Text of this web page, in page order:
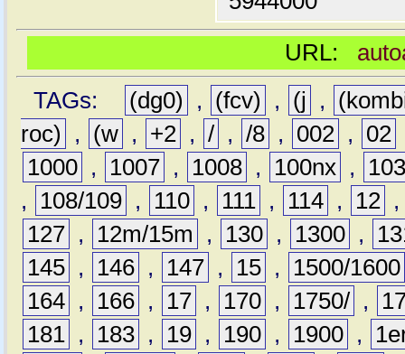
URL:
TAGs:
(dg0) , (fcv) , (j ,
roc)
, (w , +2 , / , /8 , 002 , 02
1000 , 1007 , 1008 , 100nx ,
,
108/109 , 110 , 111 , 114 , 12
127 , 12m/15m , 130 , 1300 ,
145 , 146 , 147 , 15 ,
1500/1600
164 , 166 , 17 , 170 , 1750/ ,
181 , 183 , 19 , 190 , 1900 ,